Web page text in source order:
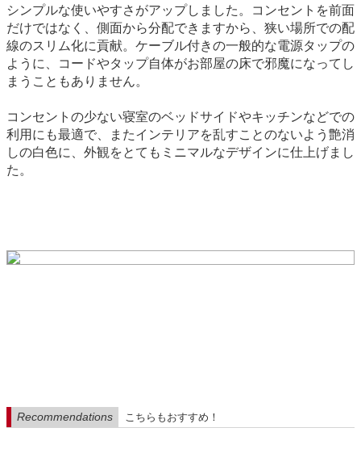
シンプルな使いやすさがアップしました。コンセントを前面
だけではなく、側面から分配できますから、狭い場所での配
線のスリム化に貢献。ケーブル付きの一般的な電源タップの
ように、コードやタップ自体がお部屋の床で邪魔になってし
まうこともありません。
コンセントの少ない寝室のベッドサイドやキッチンなどでの
利用にも最適で、またインテリアを乱すことのないよう艶消
しの白色に、外観をとてもミニマルなデザインに仕上げまし
た。
Recommendations こちらもおすすめ！